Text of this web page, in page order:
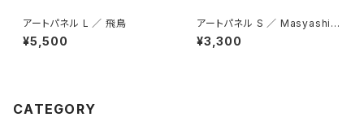
アートパネル L ／ 飛鳥
¥5,500
アートパネル S ／ Masyashi7
77
¥3,300
CATEGORY